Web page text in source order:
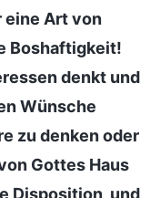
eine Art von
Boshaftigkeit!
denkt und
Wünsche
zu denken oder
Gottes Haus
Disposition, und